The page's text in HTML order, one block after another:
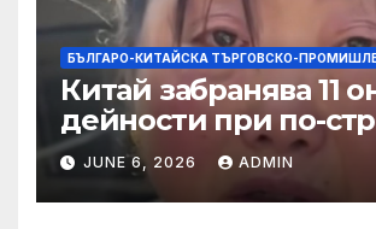
БЪЛГАРО-КИТАЙСКА ТЪРГОВСКО-
Китай забранява 11
дейности при по-
правила за
слуховете и
кибернасилниците
JUNE 6, 2026 ADMIN